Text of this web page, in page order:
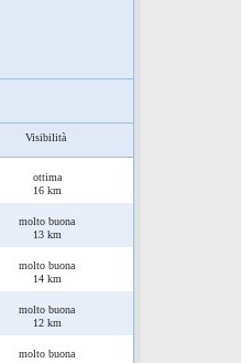
Visibilità
ottima
16 km
molto buona
13 km
molto buona
14 km
molto buona
12 km
molto buona